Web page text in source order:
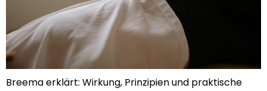
Breema erklärt: Wirkung, Prinzipien und praktische